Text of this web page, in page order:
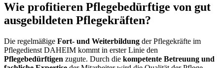
Wie profitieren Pflegebedürftige von gut
ausgebildeten Pflegekräften?
Die regelmäßige Fort- und Weiterbildung der Pflegekräfte im
Pflegedienst DAHEIM kommt in erster Linie den
Pflegebedürftigen zugute. Durch die kompetente Betreuung und